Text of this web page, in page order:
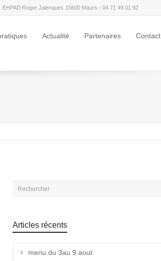
EHPAD Roger Jalenques 15600 Maurs - 04 71 49 01 92
Actualité Partenaires Contact
Articles récents
menu du 3au 9 aout